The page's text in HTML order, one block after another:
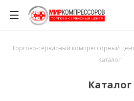
Торгово-сервисный компрессорный
Каталог
Каталог